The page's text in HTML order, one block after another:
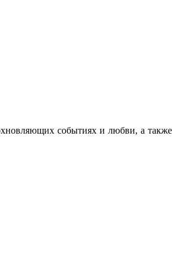
событиях и любви, а также